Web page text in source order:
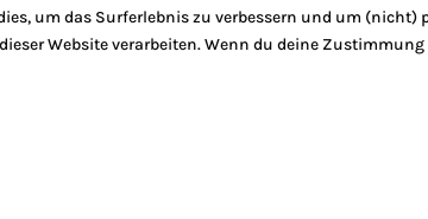
um das Surferlebnis zu verbessern und um (nicht)
Website verarbeiten. Wenn du deine